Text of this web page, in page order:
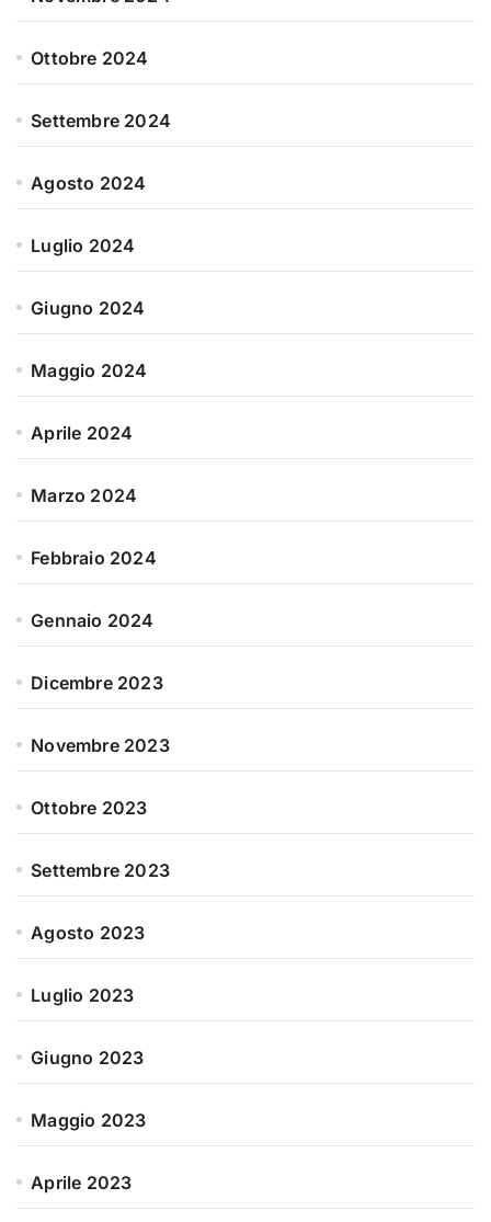
Ottobre 2024
Settembre 2024
Agosto 2024
Luglio 2024
Giugno 2024
Maggio 2024
Aprile 2024
Marzo 2024
Febbraio 2024
Gennaio 2024
Dicembre 2023
Novembre 2023
Ottobre 2023
Settembre 2023
Agosto 2023
Luglio 2023
Giugno 2023
Maggio 2023
Aprile 2023